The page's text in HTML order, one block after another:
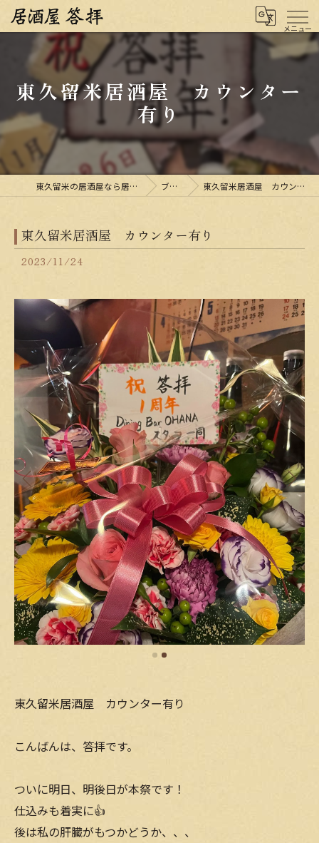
東久留米居酒屋 カウンター
有り
東久留米の居酒屋なら居酒屋 答拝 ブログ 東久留米居酒屋 カウンター有り
東久留米居酒屋 カウンター有り
2023/11/24
東久留米居酒屋 カウンター有り
こんばんは、答拝です。
ついに明日、明後日が本祭です！
仕込みも着実に👍
後は私の肝臓がもつかどうか、、、